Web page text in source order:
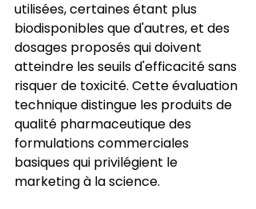
utilisées, certaines étant plus
biodisponibles que d'autres, et des
dosages proposés qui doivent
atteindre les seuils d'efficacité sans
risquer de toxicité. Cette évaluation
technique distingue les produits de
qualité pharmaceutique des
formulations commerciales
basiques qui privilégient le
marketing à la science.